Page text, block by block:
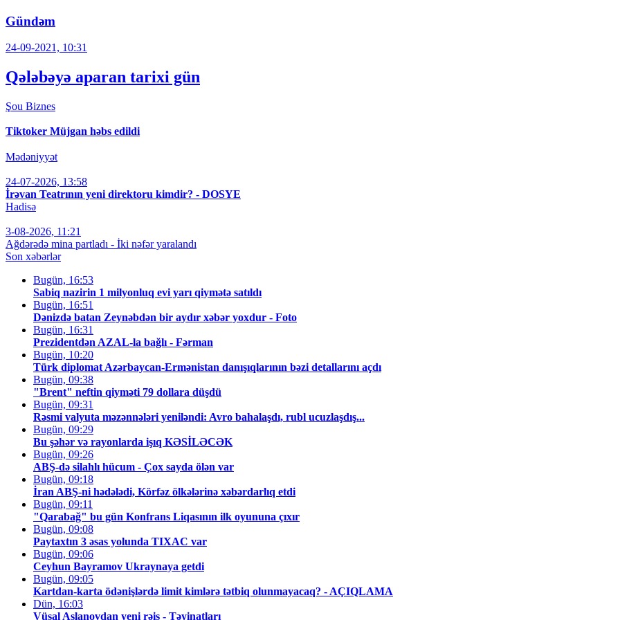
Gündəm
24-09-2021, 10:31
Qələbəyə aparan tarixi gün
Şou Biznes
Tiktoker Müjgan həbs edildi
Mədəniyyət
24-07-2026, 13:58
İrəvan Teatrının yeni direktoru kimdir? - DOSYE
Hadisə
3-08-2026, 11:21
Ağdərədə mina partladı - İki nəfər yaralandı
Son xəbərlər
Bugün, 16:53
Sabiq nazirin 1 milyonluq evi yarı qiymətə satıldı
Bugün, 16:51
Dənizdə batan Zeynəbdən bir aydır xəbər yoxdur - Foto
Bugün, 16:31
Prezidentdən AZAL-la bağlı - Fərman
Bugün, 10:20
Türk diplomat Azərbaycan-Ermənistan danışıqlarının bəzi detallarını açdı
Bugün, 09:38
"Brent" neftin qiyməti 79 dollara düşdü
Bugün, 09:31
Rəsmi valyuta məzənnələri yeniləndi: Avro bahalaşdı, rubl ucuzlaşdış...
Bugün, 09:29
Bu şəhər və rayonlarda işıq KƏSİLƏCƏK
Bugün, 09:26
ABŞ-də silahlı hücum - Çox sayda ölən var
Bugün, 09:18
İran ABŞ-ni hədələdi, Körfəz ölkələrinə xəbərdarlıq etdi
Bugün, 09:11
"Qarabağ" bu gün Konfrans Liqasının ilk oyununa çıxır
Bugün, 09:08
Paytaxtın 3 əsas yolunda TIXAC var
Bugün, 09:06
Ceyhun Bayramov Ukraynaya getdi
Bugün, 09:05
Kartdan-karta ödənişlərdə limit kimlərə tətbiq olunmayacaq? - AÇIQLAMA
Dün, 16:03
Vüsal Aslanovdan yeni rəis - Təyinatları